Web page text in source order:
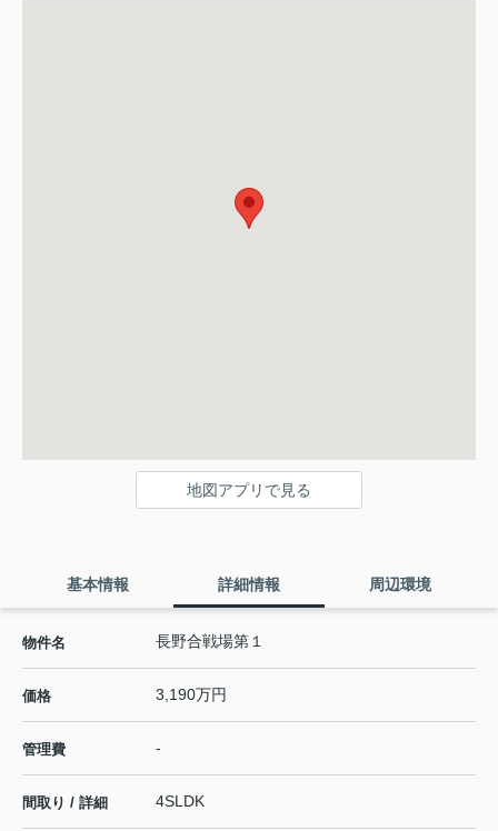
地図アプリで見る
基本情報 詳細情報 周辺環境
物件名 長野合戦場第１
価格 3,190万円
管理費 -
間取り / 詳細 4SLDK